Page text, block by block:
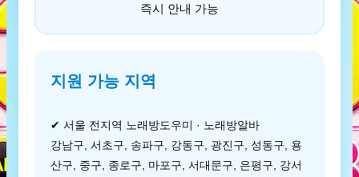
즉시 안내 가능
지원 가능 지역
✔ 서울 전지역 노래방도우미 · 노래방알바
강남구, 서초구, 송파구, 강동구, 광진구, 성동구, 용
산구, 중구, 종로구, 마포구, 서대문구, 은평구, 강서